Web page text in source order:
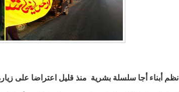
نظم أبناء أجا سلسلة بشرية منذ قليل اعتراضا على